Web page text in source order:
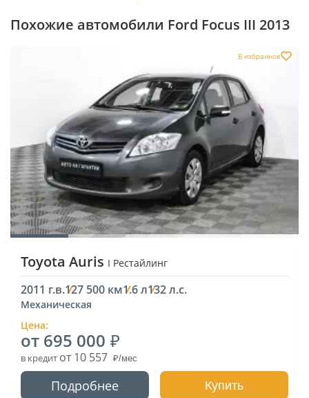
Похожие автомобили Ford Focus III 2013
В избранное
Toyota Auris I Рестайлинг
2011 г.в.127 500 км1.6 л132 л.с.
Механическая
Цена:
от 695 000
в кредит от 10 557
Подробнее Купить